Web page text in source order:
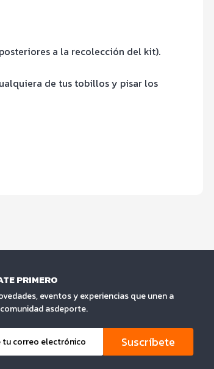
a la recolección del kit).
de tus tobillos y pisar los
PRIMERO
eventos y experiencias que unen a
asdeporte.
Suscríbete